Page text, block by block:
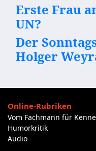
Erste Frau
UN?
Der
Holger
Online-Rubriken
Vom Fachmann für
Humorkritik
Audio